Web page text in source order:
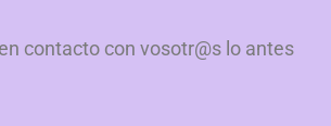
contacto con vosotr@s lo antes